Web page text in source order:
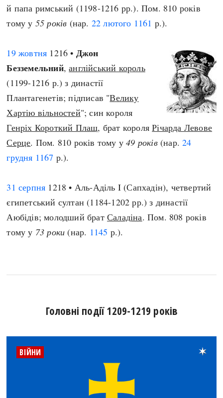
й папа римський (1198-1216 рр.). Пом. 810 років
тому у 55 років (нар. 22 лютого 1161 р.).
19 жовтня 1216 • Джон
Безземельний,англійський король
(1199-1216 р.) з династії
Плантагенетів; підписав "Велику
Хартію вільностей"; син короля
Генріх Короткий Плащ, брат короляРічарда Левове
Серце. Пом. 810 років тому у49 років(нар.24
грудня 1167 р.).
31 серпня 1218 • Аль-Аділь I (Сапхадін), четвертий
єгипетський султан (1184-1202 рр.) з династії
Аюбідів; молодший братСаладіна. Пом. 808 років
тому у 73 роки (нар. 1145 р.).
Головні події 1209-1219 років
ВІЙНИ